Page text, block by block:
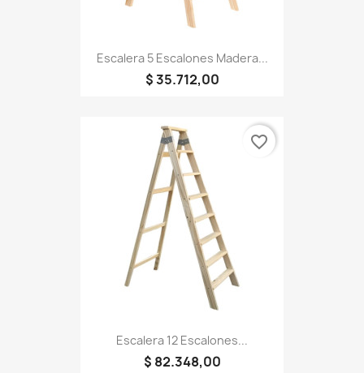
Escalera 5 Escalones Madera...
$ 35.712,00
Escalera 12 Escalones...
$ 82.348,00
favorite_border